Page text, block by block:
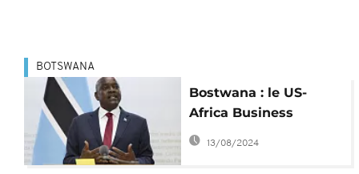
BOTSWANA
Bostwana : le US-
Africa Business
Summit impulse une
nouvelle dynamique
13/08/2024